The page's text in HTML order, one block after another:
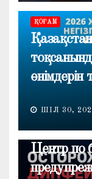
ҚОҒАМ
ШІЛ 30,
ОБЩЕСТВО
Центр по